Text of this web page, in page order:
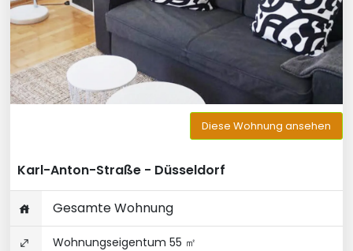
Diese Wohnung ansehen
Karl-Anton-Straße - Düsseldorf
Gesamte Wohnung
Wohnungseigentum 55 ㎡